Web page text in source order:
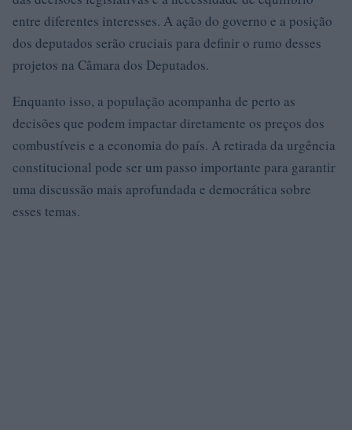
entre diferentes interesses. A ação do governo e a posição
dos deputados serão cruciais para definir o rumo desses
projetos na Câmara dos Deputados.
Enquanto isso, a população acompanha de perto as
decisões que podem impactar diretamente os preços dos
combustíveis e a economia do país. A retirada da urgência
constitucional pode ser um passo importante para garantir
uma discussão mais aprofundada e democrática sobre
esses temas.